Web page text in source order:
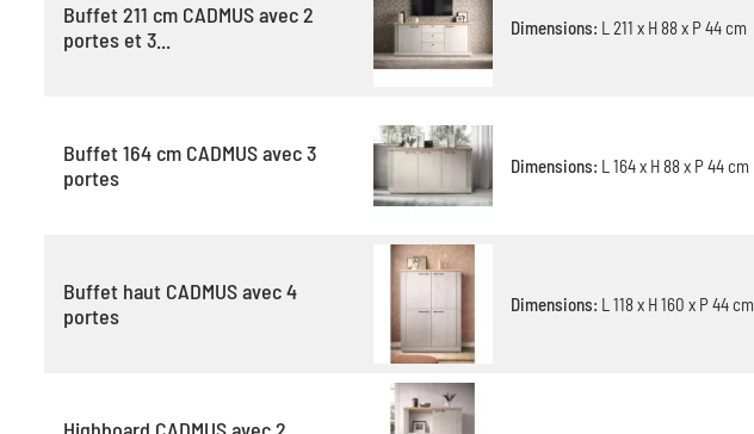
Buffet 211 cm CADMUS avec 2
portes et 3...
Dimensions: L 211 x H 88 x P 44 cm
Buffet 164 cm CADMUS avec 3
portes
Dimensions: L 164 x H 88 x P 44 cm
Buffet haut CADMUS avec 4
portes
Dimensions: L 118 x H 160 x P 44 cm